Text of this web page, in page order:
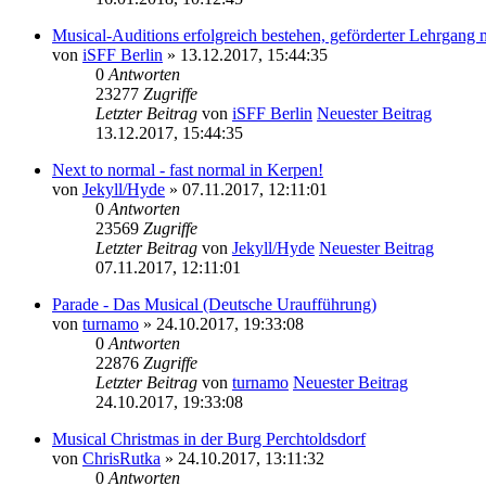
Musical-Auditions erfolgreich bestehen, geförderter Lehrgang
von iSFF Berlin » 13.12.2017, 15:44:35
0 Antworten
23277 Zugriffe
Letzter Beitrag von iSFF Berlin Neuester Beitrag
13.12.2017, 15:44:35
Next to normal - fast normal in Kerpen!
von Jekyll/Hyde » 07.11.2017, 12:11:01
0 Antworten
23569 Zugriffe
Letzter Beitrag von Jekyll/Hyde Neuester Beitrag
07.11.2017, 12:11:01
Parade - Das Musical (Deutsche Uraufführung)
von turnamo » 24.10.2017, 19:33:08
0 Antworten
22876 Zugriffe
Letzter Beitrag von turnamo Neuester Beitrag
24.10.2017, 19:33:08
Musical Christmas in der Burg Perchtoldsdorf
von ChrisRutka » 24.10.2017, 13:11:32
0 Antworten